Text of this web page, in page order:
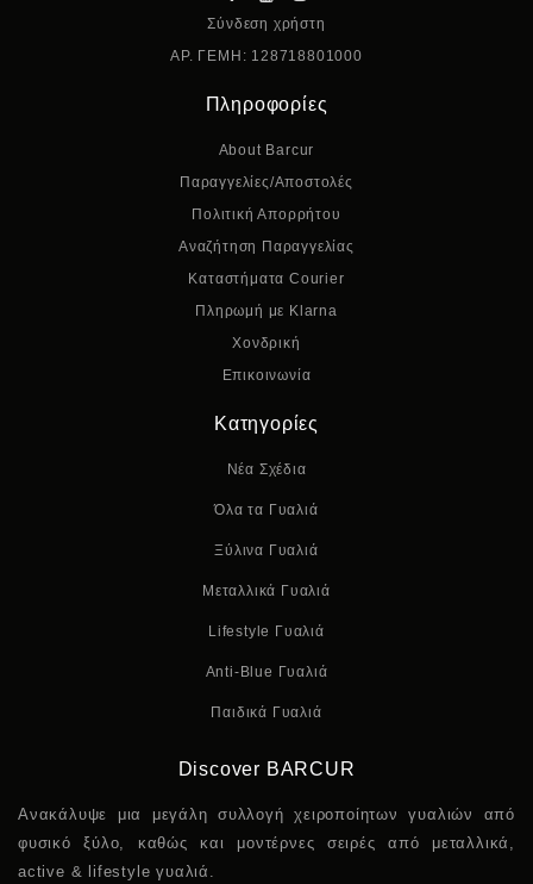
Σύνδεση χρήστη
ΑΡ. ΓΕΜΗ: 128718801000
Πληροφορίες
About Barcur
Παραγγελίες/Αποστολές
Πολιτική Απορρήτου
Αναζήτηση Παραγγελίας
Καταστήματα Courier
Πληρωμή με Klarna
Χονδρική
Επικοινωνία
Κατηγορίες
Νέα Σχέδια
Όλα τα Γυαλιά
Ξύλινα Γυαλιά
Μεταλλικά Γυαλιά
Lifestyle Γυαλιά
Anti-Blue Γυαλιά
Παιδικά Γυαλιά
Discover BARCUR
Ανακάλυψε μια μεγάλη συλλογή χειροποίητων γυαλιών από
φυσικό ξύλο, καθώς και μοντέρνες σειρές από μεταλλικά,
active & lifestyle γυαλιά.